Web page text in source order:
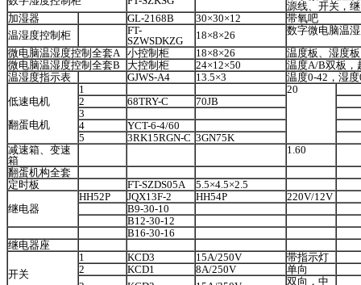
源线、开关，
加湿器
GL-2168B 30×30×12
带氧吧
温湿度控制柜
FT-
SZWSDKZG
18×8×26
数字微电脑温
微电脑温湿度控制全套A 小控制柜 18×8×26
温度板、湿度
微电脑温湿度控制全套B 大控制柜 24×12×50 温度A/B双板，
温湿度指示表
GJWS-A4 13.5×3 温度0-42，湿
低速电机
翻蛋电机
1
20
2
68TRY-C
70JB
3
4
YCT-6-4/60
5
3RK15RGN-C 3GN75K
减速箱、变速
箱
1.60
翻蛋机构全套
定时板
FT-SZDS05A
5.5×4.5×2.5
继电器
HH52P JQX13F-2 HH54P
220V/12V
B9-30-10
B12-30-12
B16-30-16
继电器座
开关
1 KCD3 15A/250V
带指示灯
2
KCD1 8A/250V
单向
双向，中